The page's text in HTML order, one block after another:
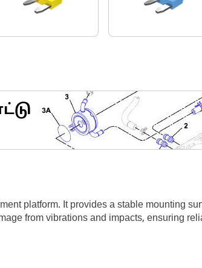
platform. It provides a stable mounting
from vibrations and impacts, ensuring